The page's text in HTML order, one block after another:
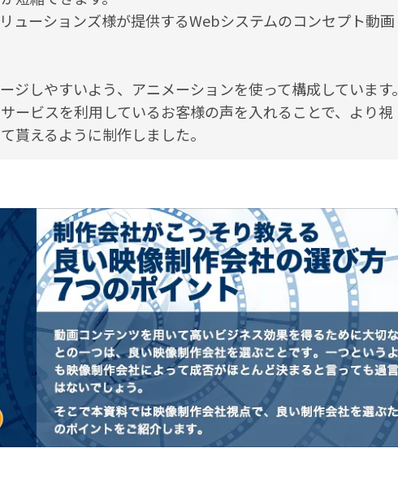
ューションズ様が提供するWebシステムのコンセプト動画
ジしやすいよう、アニメーションを使って構成しています。
ービスを利用しているお客様の声を入れることで、より視
貰えるように制作しました。